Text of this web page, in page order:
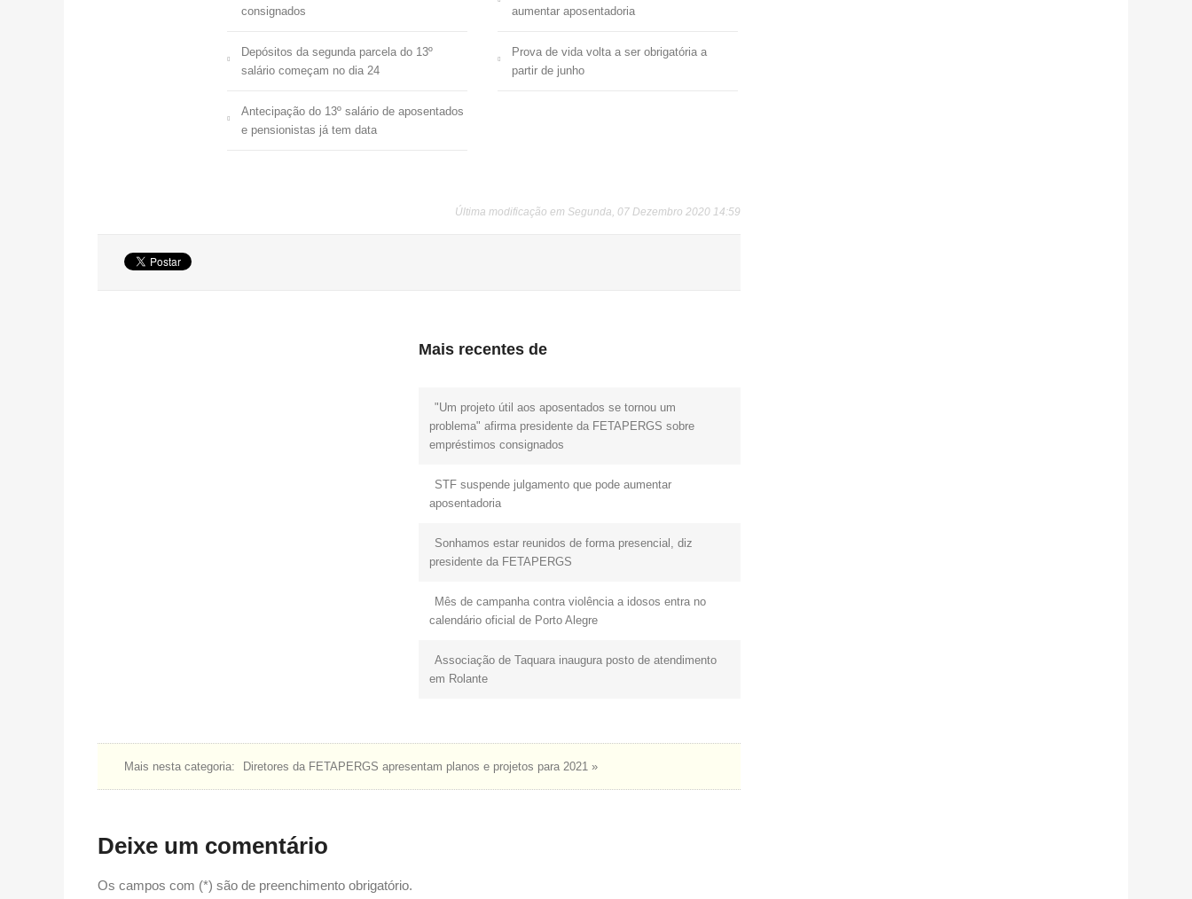
consignados
aumentar aposentadoria
Depósitos da segunda parcela do 13º
salário começam no dia 24
Prova de vida volta a ser obrigatória a
partir de junho
Antecipação do 13º salário de aposentados
e pensionistas já tem data
Última modificação em Segunda, 07 Dezembro 2020 14:59
Mais recentes de
"Um projeto útil aos aposentados se tornou um
problema" afirma presidente da FETAPERGS sobre
empréstimos consignados
STF suspende julgamento que pode aumentar
aposentadoria
Sonhamos estar reunidos de forma presencial, diz
presidente da FETAPERGS
Mês de campanha contra violência a idosos entra no
calendário oficial de Porto Alegre
Associação de Taquara inaugura posto de atendimento
em Rolante
Mais nesta categoria: Diretores da FETAPERGS apresentam planos e projetos para 2021 »
Deixe um comentário
Os campos com (*) são de preenchimento obrigatório.